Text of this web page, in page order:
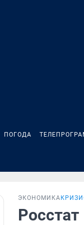
ПОГОДА
ЭКОНОМИКА